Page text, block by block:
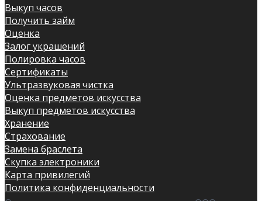
Выкуп часов
Получить займ
Оценка
Залог украшений
Полировка часов
Сертификаты
Ультразвуковая чистка
Оценка предметов искусства
Выкуп предметов искусства
Хранение
Страхование
Замена браслета
Скупка электроники
Карта привилегий
Политика конфиденциальности